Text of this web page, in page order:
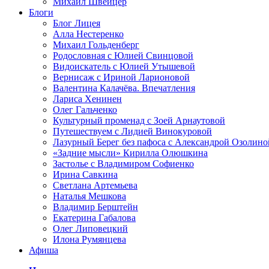
Блоги
Блог Лицея
Алла Нестеренко
Михаил Гольденберг
Родословная с Юлией Свинцовой
Видоискатель с Юлией Утышевой
Вернисаж с Ириной Ларионовой
Валентина Калачёва. Впечатления
Лариса Хенинен
Олег Гальченко
Культурный променад с Зоей Арнаутовой
Путешествуем с Лидией Винокуровой
Лазурный Берег без пафоса с Александрой
«Задние мысли» Кирилла Олюшкина
Застолье с Владимиром Софиенко
Ирина Савкина
Светлана Артемьева
Наталья Мешкова
Владимир Берштейн
Екатерина Габалова
Олег Липовецкий
Илона Румянцева
Афиша